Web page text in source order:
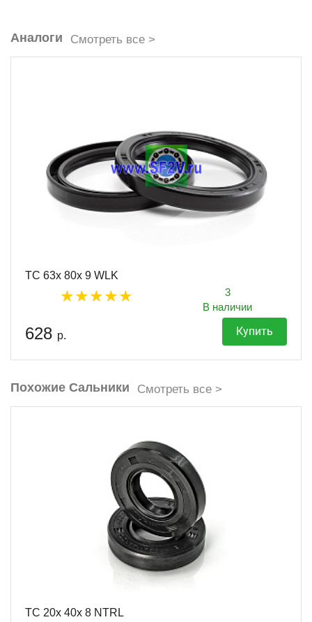
Аналоги Смотреть все >
TC 63x 80x 9 WLK
3
В наличии
628 р. Купить
Похожие Сальники Смотреть все >
TC 20x 40x 8 NTRL